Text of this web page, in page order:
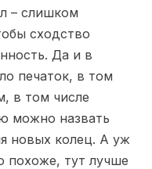
– слишком
сходство
Да и в
печаток, в том
в том числе
можно назвать
новых колец. А уж
похоже, тут лучше